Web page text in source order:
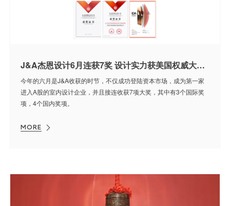
J&A杰恩设计6月连获7奖 设计实力获美国权威大奖肯定
今年的六月是J&A收获的时节，不仅成功登陆资本市场，成为第一家
进入A股的室内设计企业，并且接连收获7项大奖，其中有3个国际奖
项，4个国内奖项。
MORE